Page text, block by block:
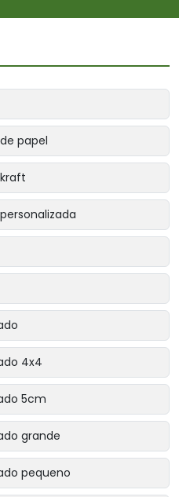
papel
4x4
5cm
grande
pequeno